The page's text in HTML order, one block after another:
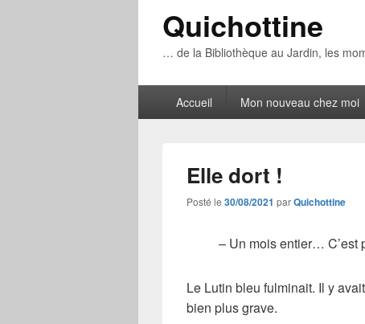
Quichottine
… de la Bibliothèque au Jardin, les
principalAccueil Mon nouveau chez moi
Elle dort !
Posté le 30/08/2021 parQuichottine
– Un mois entier… C’est
Le Lutin bleu fulminait. Il y
bien plus grave.